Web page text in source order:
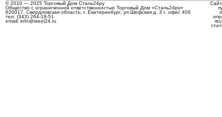
© 2010 — 2025 Торговый Дом Сталь24ру
Общество с ограниченной ответственностью Торговый Дом «Сталь24ру»
620017, Свердловская область, г. Екатеринбург, ул.Шефская д. 3 г, офис 406
тел: (343) 264-18-51
email: info@steel24.ru